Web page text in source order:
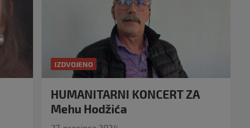
IZDVOJENO
HUMANITARNI KONCERT ZA
Mehu Hodžića